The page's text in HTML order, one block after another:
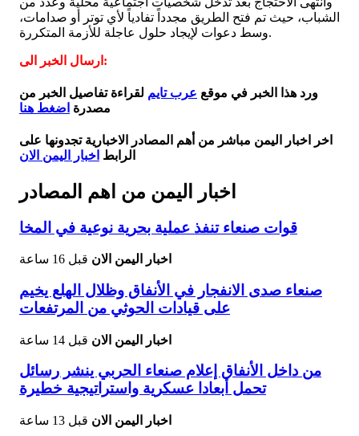
الشباب، حيث تم فتح الطريق مجدداً تفادياً لأي توتر أو صدامات،
وسط دعوات لإيجاد حلول عاجلة للأزمة المتكررة.
ارسال الخبر الى:
ورد هذا الخبر في موقع عرب تايم لقراءة تفاصيل الخبر من
مصدرة اضغط هنا
اخر اخبار اليمن مباشر من أهم المصادر الاخبارية تجدونها على
الرابط اخبار اليمن الان
اخبار اليمن من اهم المصادر
قوات صنعاء تنفذ عملية بحرية نوعية في المخا
اخبار اليمن الان قبل 16 ساعة
صنعاء صدى الانفجار في الأنفاق وظلال الهلع يخيم
على قيادات الحوثي من المرتفعات
اخبار اليمن الان قبل 14 ساعة
من داخل الأنفاق إعلام صنعاء الحربي ينشر رسائل
تحمل أبعادا عسكرية واستراتيجية خطيرة
اخبار اليمن الان قبل 13 ساعة